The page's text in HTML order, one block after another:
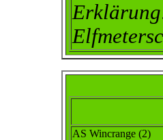
AS Wincrange (2)